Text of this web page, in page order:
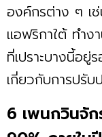
องค์กรต่าง ๆ เ
แอฟริกาใต้ ทำง
ที่เปราะบางนี้อยู่
เกี่ยวกับการปรั
6 เพนกวินจั